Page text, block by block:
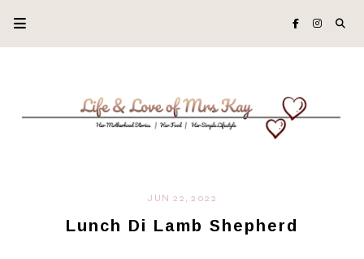
JUN 22, 2022
Lunch Di Lamb Shepherd